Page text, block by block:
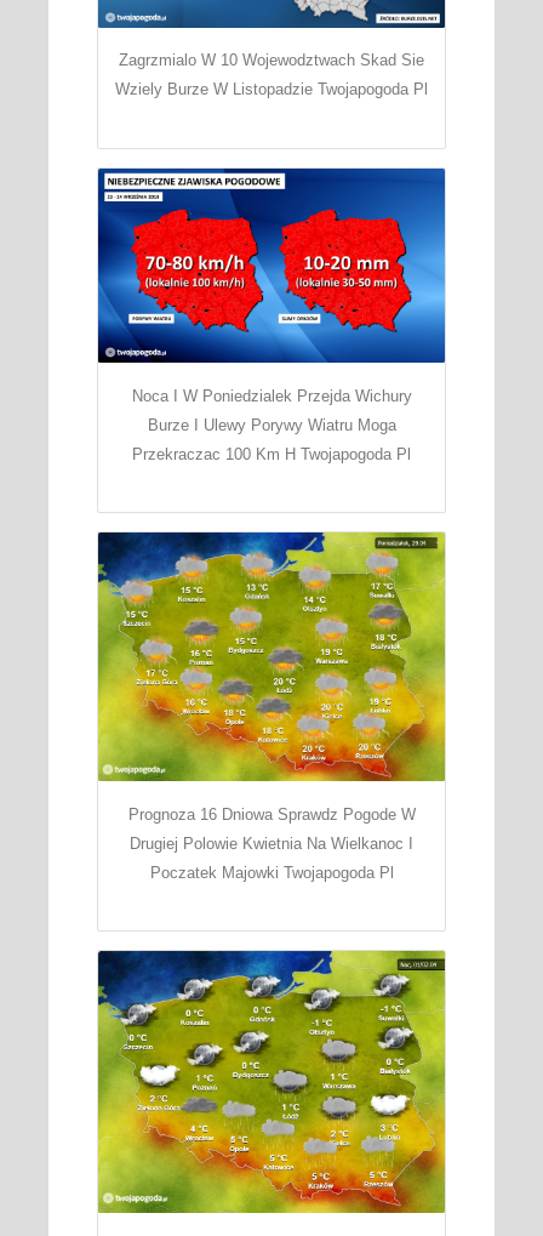
Zagrzmialo W 10 Wojewodztwach Skad Sie
Wziely Burze W Listopadzie Twojapogoda Pl
Noca I W Poniedzialek Przejda Wichury
Burze I Ulewy Porywy Wiatru Moga
Przekraczac 100 Km H Twojapogoda Pl
Prognoza 16 Dniowa Sprawdz Pogode W
Drugiej Polowie Kwietnia Na Wielkanoc I
Poczatek Majowki Twojapogoda Pl